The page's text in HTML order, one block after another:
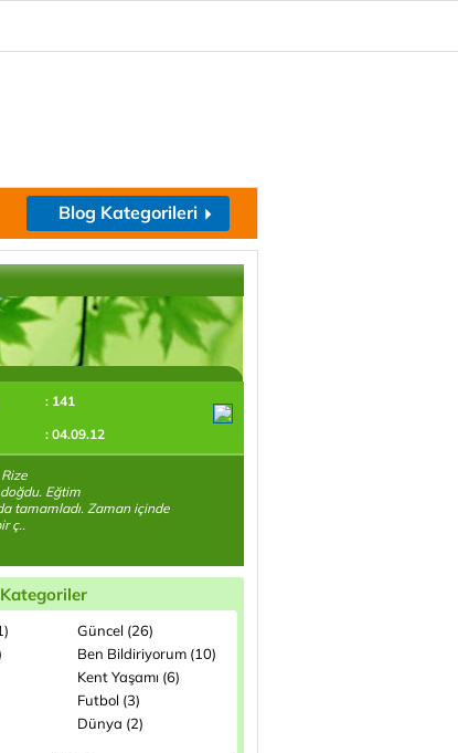
Blog Kategorileri
: 141
: 04.09.12
Eğtim
tamamladı. Zaman içinde
ç..
Kategoriler
Güncel (26)
Ben Bildiriyorum (10)
Kent Yaşamı (6)
Futbol (3)
Dünya (2)